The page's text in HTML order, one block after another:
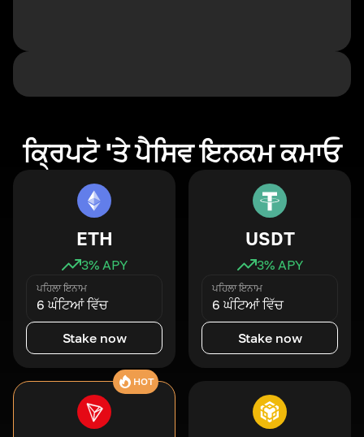
ਕ੍ਰਿਪਟੋ 'ਤੇ ਪੈਸਿਵ ਇਨਕਮ ਕਮਾਓ
ETH
3% APY
ਪਹਿਲਾ ਇਨਾਮ
6 ਘੰਟਿਆਂ ਵਿੱਚ
Stake now
USDT
3% APY
ਪਹਿਲਾ ਇਨਾਮ
6 ਘੰਟਿਆਂ ਵਿੱਚ
Stake now
HOT